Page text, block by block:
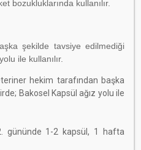
bozukluklarında kullanılır.
şekilde tavsiye edilmediği
ile kullanılır.
hekim tarafından başka
Bakosel Kapsül ağız yolu ile
gününde 1-2 kapsül, 1 hafta